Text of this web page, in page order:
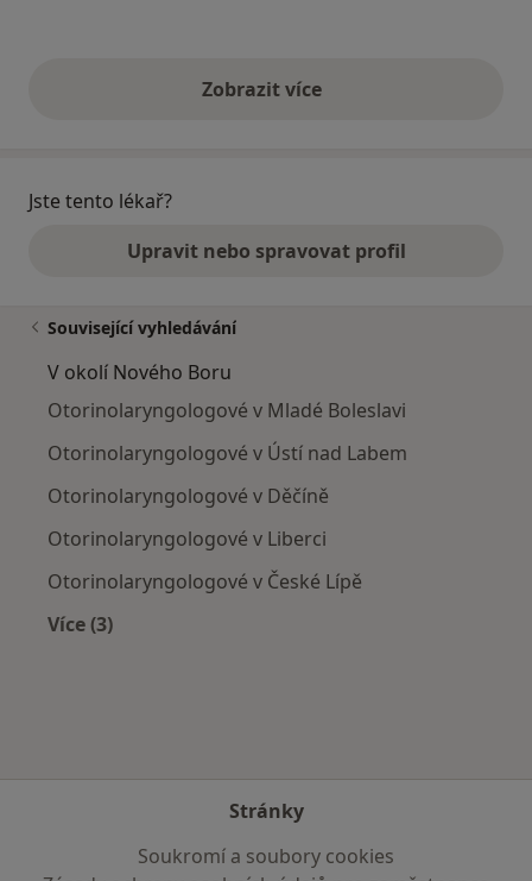
Zobrazit vícevýše uvedené názory
Jste tento lékař?
Upravit nebo spravovat profil
Související vyhledávání
V okolí Nového Boru
Otorinolaryngologové v Mladé Boleslavi
Otorinolaryngologové v Ústí nad Labem
Otorinolaryngologové v Děčíně
Otorinolaryngologové v Liberci
Otorinolaryngologové v České Lípě
Více (3)
Stránky
Soukromí a soubory cookies